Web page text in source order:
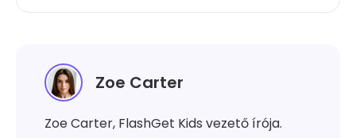
Zoe Carter
Zoe Carter, FlashGet Kids vezető írója.